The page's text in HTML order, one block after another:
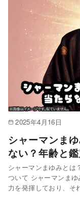
2025年4月16日
シャーマンま
ない？年齢と
シャーマンまゆみとは
ついて シャーマンま
力を発揮しており、そ